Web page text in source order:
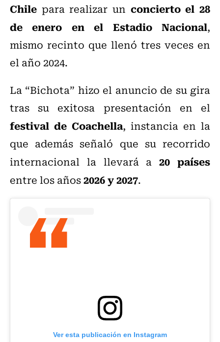
Chile para realizar un concierto el 28
de enero en el Estadio Nacional,
mismo recinto que llenó tres veces en
el año 2024.
La “Bichota” hizo el anuncio de su gira
tras su exitosa presentación en el
festival de Coachella, instancia en la
que además señaló que su recorrido
internacional la llevará a20 países
entre los años2026 y 2027.
Ver esta publicación en Instagram